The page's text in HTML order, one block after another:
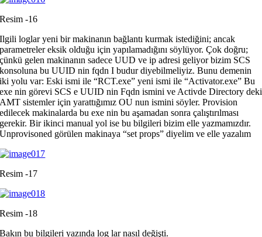
Resim -16
Ilgili loglar yeni bir makinanın bağlantı kurmak istediğini; ancak
parametreler eksik olduğu için yapılamadığını söylüyor. Çok doğru;
çünkü gelen makinanın sadece UUD ve ip adresi geliyor bizim SCS
konsoluna bu UUID nin fqdn I budur diyebilmeliyiz. Bunu demenin
iki yolu var: Eski ismi ile “RCT.exe” yeni ismi ile “Activator.exe” Bu
exe nin görevi SCS e UUID nin Fqdn ismini ve Activde Directory deki
AMT sistemler için yarattığımız OU nun ismini söyler. Provision
edilecek makinalarda bu exe nin bu aşamadan sonra çalıştırılması
gerekir. Bir ikinci manual yol ise bu bilgileri bizim elle yazmamızdır.
Unprovisoned görülen makinaya “set props” diyelim ve elle yazalım
Resim -17
Resim -18
Bakın bu bilgileri yazında log lar nasıl değişti.